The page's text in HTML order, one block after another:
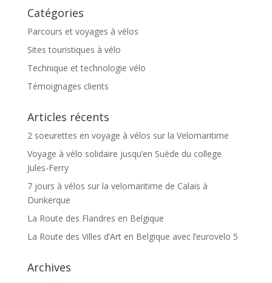
Catégories
Parcours et voyages à vélos
Sites touristiques à vélo
Technique et technologie vélo
Témoignages clients
Articles récents
2 soeurettes en voyage à vélos sur la Velomaritime
Voyage à vélo solidaire jusqu’en Suède du college
Jules-Ferry
7 jours à vélos sur la velomaritime de Calais à
Dunkerque
La Route des Flandres en Belgique
La Route des Villes d’Art en Belgique avec l’eurovelo 5
Archives